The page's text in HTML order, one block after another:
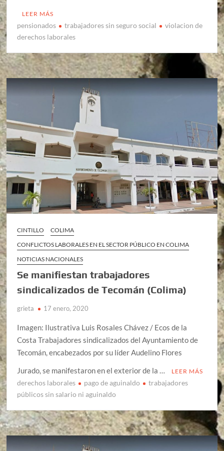
LEER MÁS
pensionados trabajadores sin seguro social
violacion de
derechos laborales
CINTILLO
COLIMA
CONFLICTOS LABORALES EN EL SECTOR PÚBLICO EN COLIMA
NOTICIAS NACIONALES
Se manifiestan trabajadores
sindicalizados de Tecomán (Colima)
grieta 17 enero, 2020
Imagen: Ilustrativa Luis Rosales Chávez / Ecos de la
Costa Trabajadores sindicalizados del Ayuntamiento de
Tecomán, encabezados por su líder Audelino Flores
Jurado, se manifestaron en el exterior de la …
LEER MÁS
derechos laborales pago de aguinaldo
trabajadores
públicos sin salario ni aguinaldo